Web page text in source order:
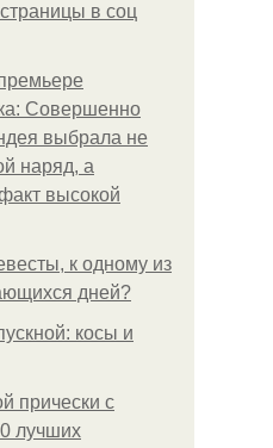
в соц
Совершенно
выбрала не
наряд, а
высокой
к одному из
дней?
косы и
прически с
лучших